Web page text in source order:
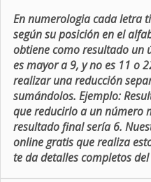
En numerologia cada letra
según su posición en el
obtiene como resultado un
es mayor a 9, y no es 11 o
realizar una reducción
sumándolos. Ejemplo:
que reducirlo a un número
resultado final sería 6.
online gratis que realiza
te da detalles completos